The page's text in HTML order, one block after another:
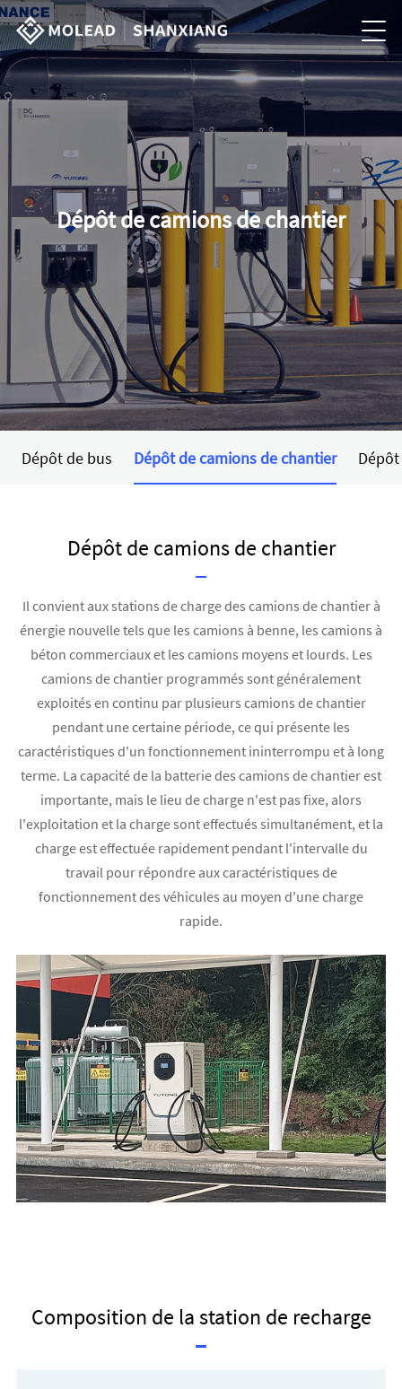
Dépôt de camions de chantier
Dépôt de bus Dépôt de camions de chantier
Dépôt de camions de chantier
Il convient aux stations de charge des camions de chantier à
énergie nouvelle tels que les camions à benne, les camions à
béton commerciaux et les camions moyens et lourds. Les
camions de chantier programmés sont généralement
exploités en continu par plusieurs camions de chantier
pendant une certaine période, ce qui présente les
caractéristiques d'un fonctionnement ininterrompu et à long
terme. La capacité de la batterie des camions de chantier est
importante, mais le lieu de charge n'est pas fixe, alors
l'exploitation et la charge sont effectués simultanément, et la
charge est effectuée rapidement pendant l'intervalle du
travail pour répondre aux caractéristiques de
fonctionnement des véhicules au moyen d'une charge
rapide.
Composition de la station de recharge